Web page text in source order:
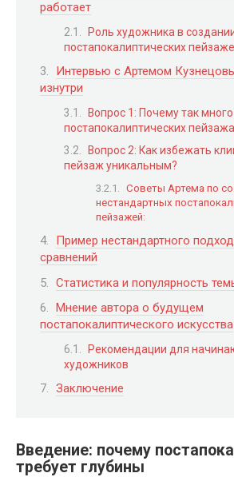
работает
Роль художника в
постапокалиптических
Интервью с Артемом
изнутри
Вопрос 1: Почему так
постапокалиптических
Вопрос 2: Как избежать
пейзаж уникальным?
Советы Артема по
нестандартных
пейзажей:
Пример нестандартного
сравнений
Статистика и популярность
Мнение автора о будущем
постапокалиптического искусства
Рекомендации для
художников
Заключение
Введение: почему
требует глубины